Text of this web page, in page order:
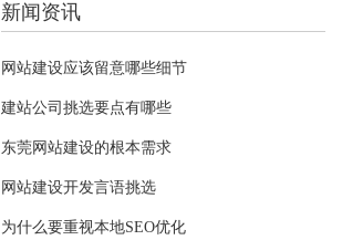
新闻资讯
网站建设应该留意哪些细节
建站公司挑选要点有哪些
东莞网站建设的根本需求
网站建设开发言语挑选
为什么要重视本地SEO优化